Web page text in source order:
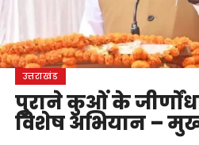
उत्तराखंड
पुराने कुओं के
विशेष अभियान –